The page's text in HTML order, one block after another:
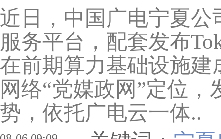
近日，中国广电宁夏公
服务平台，配套发布
在前期算力基础设施
网络“党媒政网”定位
势，依托广电云一体..